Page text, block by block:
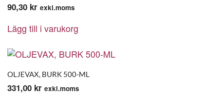
90,30 kr exkl.moms
Lägg till i varukorg
OLJEVAX, BURK 500-ML
331,00 kr exkl.moms